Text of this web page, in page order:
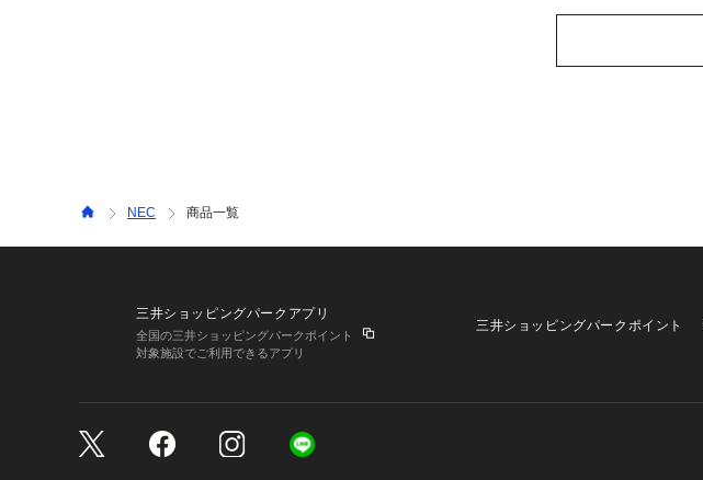
NEC 商品一覧
三井ショッピングパークアプリ
全国の三井ショッピングパークポイント
対象施設でご利用できるアプリ
三井ショッピングパークポイント